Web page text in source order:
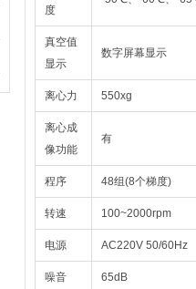
度
真空值
显示
数字屏幕显示
离心力 550xg
离心成
像功能
有
程序 48组(8个梯度)
转速 100~2000rpm
电源 AC220V 50/60Hz
噪音 65dB